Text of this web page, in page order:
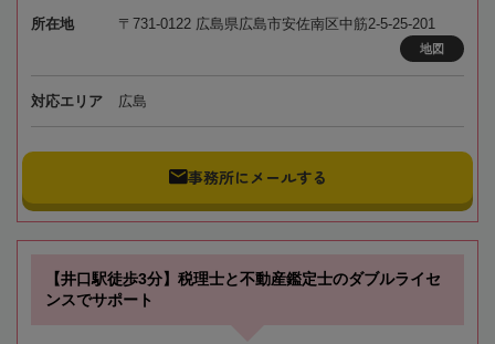
所在地 〒731-0122 広島県広島市安佐南区中筋2-5-25-201
地図
対応エリア 広島
事務所にメールする
【井口駅徒歩3分】税理士と不動産鑑定士のダブルライセ
ンスでサポート